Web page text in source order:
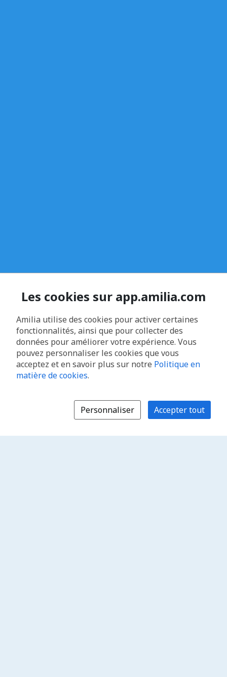
Les cookies sur app.amilia.com
Amilia utilise des cookies pour activer certaines
fonctionnalités, ainsi que pour collecter des
données pour améliorer votre expérience. Vous
pouvez personnaliser les cookies que vous
acceptez et en savoir plus sur notre Politique en
matière de cookies.
Personnaliser Accepter tout